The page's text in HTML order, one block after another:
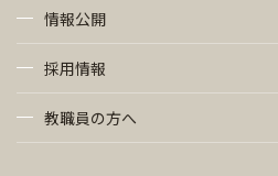
情報公開
採用情報
教職員の方へ